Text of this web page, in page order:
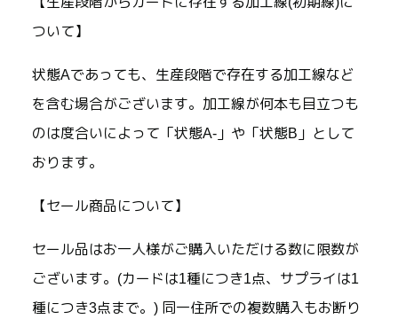
ついて】
状態Aであっても、生産段階で存在する加工線など
を含む場合がございます。加工線が何本も目立つも
のは度合いによって「状態A-」や「状態B」として
おります。
【セール商品について】
セール品はお一人様がご購入いただける数に限数が
ございます。(カードは1種につき1点、サプライは1
種につき3点まで。) 同一住所での複数購入もお断り